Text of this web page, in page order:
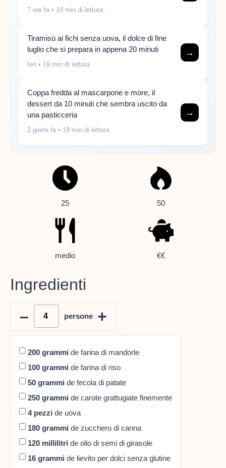
7 ore fa • 19 min di lettura
Tiramisù ai fichi senza uova, il dolce di fine
luglio che si prepara in appena 20 minuti
Ieri • 19 min di lettura
→
Coppa fredda al mascarpone e more, il
dessert da 10 minuti che sembra uscito da
una pasticceria
2 giorni fa • 19 min di lettura
→
25 50
medio €€
Ingredienti
–
persone +
200 grammi de farina di mandorle
100 grammi de farina di riso
50 grammi de fecola di patate
250 grammi de carote grattugiate finemente
4 pezzi de uova
180 grammi de zucchero di canna
120 millilitri de olio di semi di girasole
16 grammi de lievito per dolci senza glutine